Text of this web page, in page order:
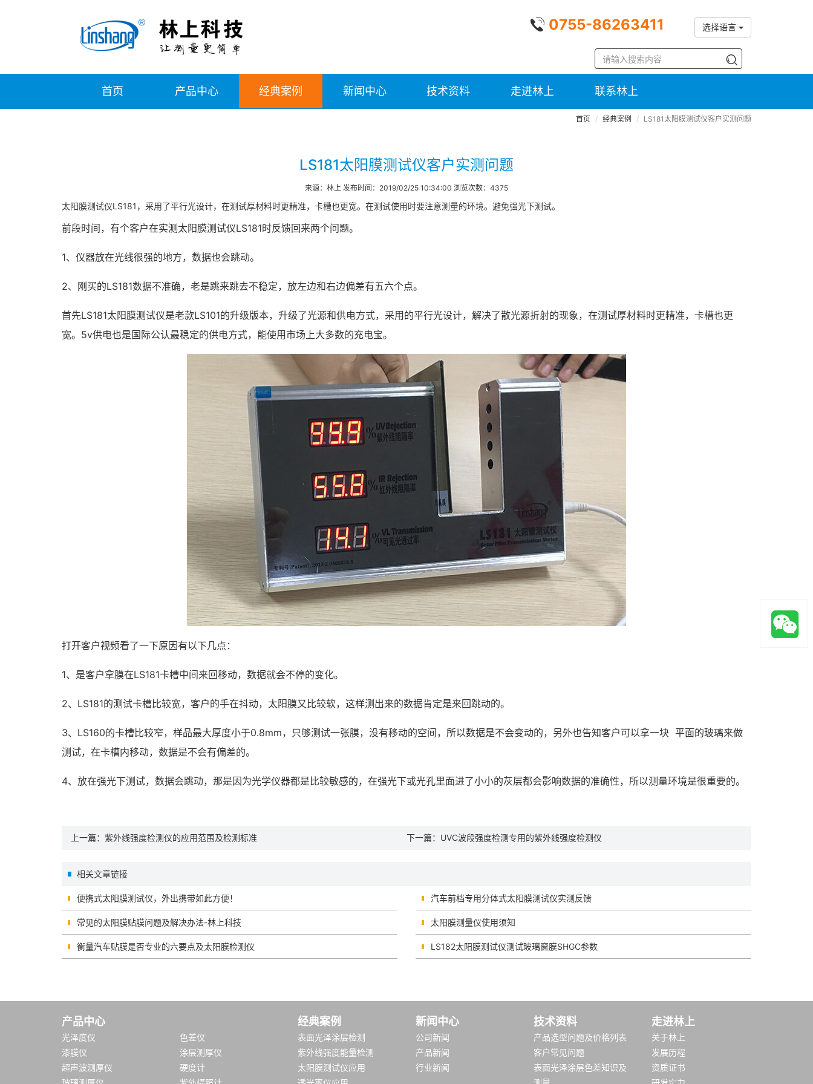
0755-86263411 选择语言
首页 产品中心 经典案例 新闻中心 技术资料 走进林上 联系林上
首页 经典案例 LS181太阳膜测试仪客户实测问题
LS181太阳膜测试仪客户实测问题
来源：林上 发布时间：2019/02/25 10:34:00 浏览次数：4375
太阳膜测试仪LS181，采用了平行光设计，在测试厚材料时更精准，卡槽也更宽。在测试使用时要注意测量的环境。避免强光下测试。
前段时间，有个客户在实测太阳膜测试仪LS181时反馈回来两个问题。
1、仪器放在光线很强的地方，数据也会跳动。
2、刚买的LS181数据不准确，老是跳来跳去不稳定，放左边和右边偏差有五六个点。
首先LS181太阳膜测试仪是老款LS101的升级版本，升级了光源和供电方式，采用的平行光设计，解决了散光源折射的现象，在测试厚材料时更精准，卡槽也更
宽。5v供电也是国际公认最稳定的供电方式，能使用市场上大多数的充电宝。
打开客户视频看了一下原因有以下几点：
1、是客户拿膜在LS181卡槽中间来回移动，数据就会不停的变化。
2、LS181的测试卡槽比较宽，客户的手在抖动，太阳膜又比较软，这样测出来的数据肯定是来回跳动的。
3、LS160的卡槽比较窄，样品最大厚度小于0.8mm，只够测试一张膜，没有移动的空间，所以数据是不会变动的，另外也告知客户可以拿一块 平面的玻璃来做
测试，在卡槽内移动，数据是不会有偏差的。
4、放在强光下测试，数据会跳动，那是因为光学仪器都是比较敏感的，在强光下或光孔里面进了小小的灰层都会影响数据的准确性，所以测量环境是很重要的。
上一篇： 紫外线强度检测仪的应用范围及检测标准 下一篇： UVC波段强度检测专用的紫外线强度检测仪
相关文章链接
便携式太阳膜测试仪，外出携带如此方便！ 汽车前档专用分体式太阳膜测试仪实测反馈
常见的太阳膜贴膜问题及解决办法-林上科技 太阳膜测量仪使用须知
衡量汽车贴膜是否专业的六要点及太阳膜检测仪 LS182太阳膜测试仪测试玻璃窗膜SHGC参数
产品中心
光泽度仪
色差仪
漆膜仪
涂层测厚仪
超声波测厚仪
硬度计
经典案例
表面光泽涂层检测
紫外线强度能量检测
太阳膜测试仪应用
新闻中心
公司新闻
产品新闻
行业新闻
技术资料
产品选型问题及价格列表
客户常见问题
表面光泽涂层色差知识及
走进林上
关于林上
发展历程
资质证书